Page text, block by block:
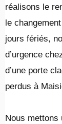
réalisons le
le
jours fériés,
d’urgence
d’une porte
perdus à
​Nous mettons